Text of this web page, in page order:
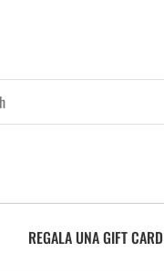
REGALA UNA GIFT CARD